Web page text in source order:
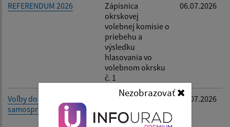
Nezobrazovať
REFERENDUM 2026
Zápisnica
okrskovej
volebnej komisie o
priebehu a
výsledku
hlasovania vo
volebnom okrsku
č. 1
06.07.2026
Voľby do orgánov
samosprávy obcí 2026
Oznámenie
funkcie starostu
02.07.2026